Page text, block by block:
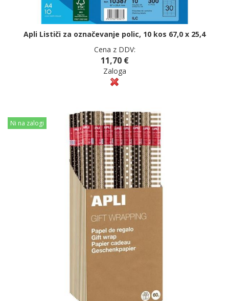
Apli Lističi za označevanje polic, 10 kos 67,0 x 25,4
Cena z DDV:
11,70 €
Zaloga
Ni na zalogi